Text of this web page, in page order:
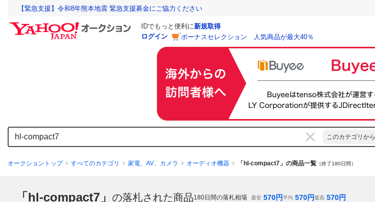
【緊急支援】令和8年熊本地震 緊急支援募金にご協力ください
IDでもっと便利に新規取得
ログイン
ボーナスセレクション 人気商品が最大40％
このカテゴリから
オークショントップ すべてのカテゴリ 家電、AV、カメラ オーディオ機器 「hl-compact7」の商品一覧 （終了180日間）
「hl-compact7」 の落札された商品180日間の落札相場 最安 570円平均 570円最高 570円